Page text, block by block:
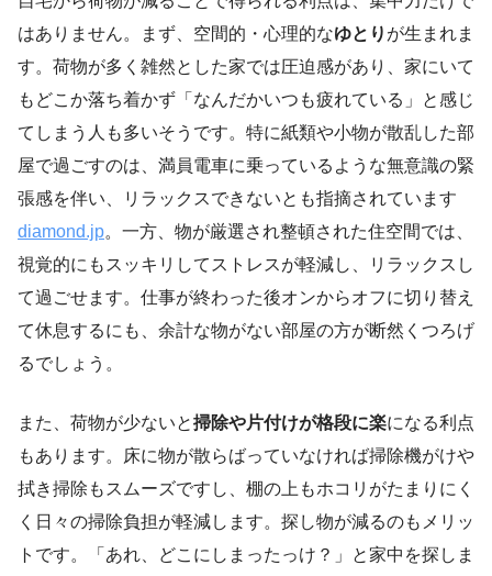
はありません。まず、空間的・心理的なゆとり が生まれま
す。荷物が多く雑然とした家では圧迫感があり、家にいて
もどこか落ち着かず「なんだかいつも疲れている」と感じ
てしまう人も多いそうです。特に紙類や小物が散乱した部
屋で過ごすのは、満員電車に乗っているような無意識の緊
張感を伴い、リラックスできないとも指摘されています
diamond.jp。一方、物が厳選され整頓された住空間では、
視覚的にもスッキリしてストレスが軽減し、リラックスし
て過ごせます。仕事が終わった後オンからオフに切り替え
て休息するにも、余計な物がない部屋の方が断然くつろげ
るでしょう。
また、荷物が少ないと掃除や片付けが格段に楽になる利点
もあります。床に物が散らばっていなければ掃除機がけや
拭き掃除もスムーズですし、棚の上もホコリがたまりにく
く日々の掃除負担が軽減します。探し物が減るのもメリッ
トです。「あれ、どこにしまったっけ？」と家中を探しま